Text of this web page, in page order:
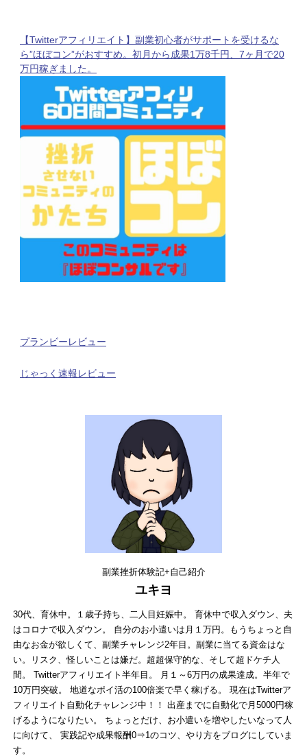
【Twitterアフィリエイト】副業初心者がサポートを受けるな
ら”ほぼコン”がおすすめ。初月から成果1万8千円、7ヶ月で20
万円稼ぎました。
プランビーレビュー
じゃっく速報レビュー
副業挫折体験記+自己紹介
ユキヨ
30代、育休中。１歳子持ち、二人目妊娠中。 育休中で収入ダウン、夫
はコロナで収入ダウン。 自分のお小遣いは月１万円。もうちょっと自
由なお金が欲しくて、副業チャレンジ2年目。副業に当てる資金はな
い。リスク、怪しいことは嫌だ。超超保守的な、そして超ドケチ人
間。 Twitterアフィリエイト半年目。 月１～6万円の成果達成。半年で
10万円突破。 地道なポイ活の100倍楽で早く稼げる。 現在はTwitterア
フィリエイト自動化チャレンジ中！！ 出産までに自動化で月5000円稼
げるようになりたい。 ちょっとだけ、お小遣いを増やしたいなって人
に向けて、 実践記や成果報酬0⇒1のコツ、やり方をブログにしていま
す。